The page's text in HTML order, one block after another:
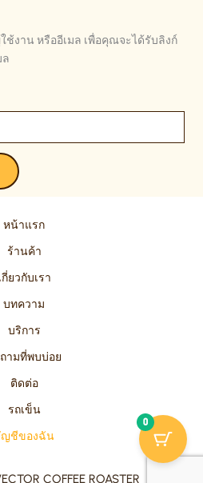
งาน หรืออีเมล เพื่อคุณจะได้รับลิงก์
ล
หน้าแรก
ร้านค้า
กี่ยวกับเรา
บทความ
บริการ
ามที่พบบ่อย
ติดต่อ
รถเข็น
ชีของฉัน
COFFEE ROASTER
0